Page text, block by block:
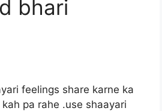
bhari
feelings share karne ka
pa rahe .use shaayari